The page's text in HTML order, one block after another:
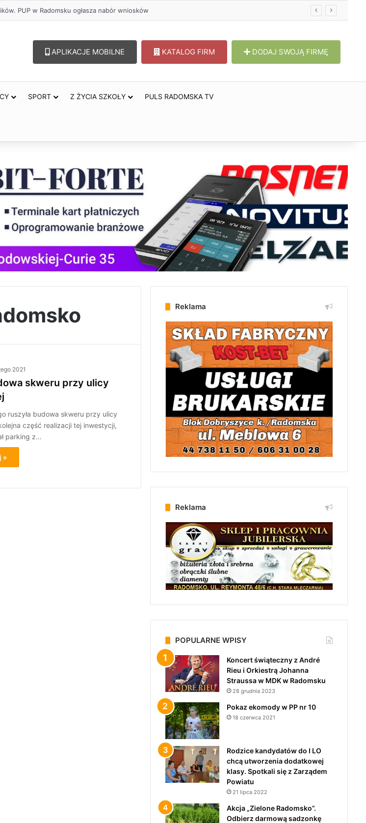
PUP w Radomsku ogłasza nabór wniosków
APLIKACJE MOBILNE KATALOG FIRM DODAJ SWOJĄ FIRMĘ
SPORT Z ŻYCIA SZKOŁY PULS RADOMSKA TV
2021
skweru przy ulicy
ruszyła budowa skweru przy ulicy
część realizacji tej inwestycji,
parking z…
»
Reklama
Reklama
POPULARNE WPISY
Koncert świąteczny z André
Rieu i Orkiestrą Johanna
Straussa w MDK w Radomsku
28 grudnia 2023
Pokaz ekomody w PP nr 10
18 czerwca 2021
Rodzice kandydatów do I LO
chcą utworzenia dodatkowej
klasy. Spotkali się z Zarządem
Powiatu
21 lipca 2022
Akcja „Zielone Radomsko”.
Odbierz darmową sadzonkę